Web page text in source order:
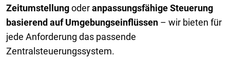
Zeitumstellungoderanpassungsfähige Steuerung
basierend auf Umgebungseinflüssen – wir bieten für
jede Anforderung das passende
Zentralsteuerungssystem.